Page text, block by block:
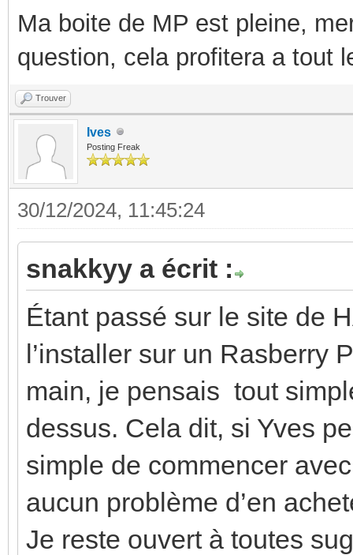
Ma boite de MP est pleine,
question, cela profitera a tout
Trouver
Ives
Posting Freak
30/12/2024, 11:45:24
snakkyy a écrit :
Étant passé sur le site de
l’installer sur un Rasberry
main, je pensais tout
dessus. Cela dit, si Yves
simple de commencer
aucun problème d’en
Je reste ouvert à toutes